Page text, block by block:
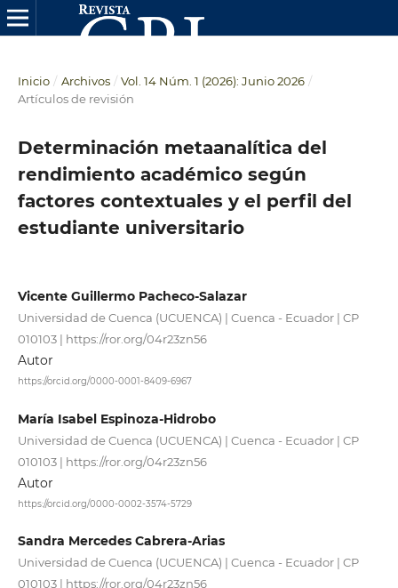
Inicio / Archivos / Vol. 14 Núm. 1 (2026): Junio 2026 /
Artículos de revisión
Determinación metaanalítica del
rendimiento académico según
factores contextuales y el perfil del
estudiante universitario
Vicente Guillermo Pacheco-Salazar
Universidad de Cuenca (UCUENCA) | Cuenca - Ecuador | CP
010103 | https://ror.org/04r23zn56
Autor
https://orcid.org/0000-0001-8409-6967
María Isabel Espinoza-Hidrobo
Universidad de Cuenca (UCUENCA) | Cuenca - Ecuador | CP
010103 | https://ror.org/04r23zn56
Autor
https://orcid.org/0000-0002-3574-5729
Sandra Mercedes Cabrera-Arias
Universidad de Cuenca (UCUENCA) | Cuenca - Ecuador | CP
010103 | https://ror.org/04r23zn56